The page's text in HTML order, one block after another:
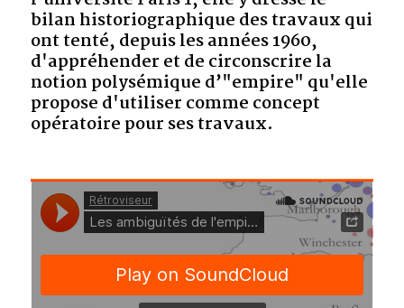
bilan historiographique des travaux qui
ont tenté, depuis les années 1960,
d'appréhender et de circonscrire la
notion polysémique d’"empire" qu'elle
propose d'utiliser comme concept
opératoire pour ses travaux.